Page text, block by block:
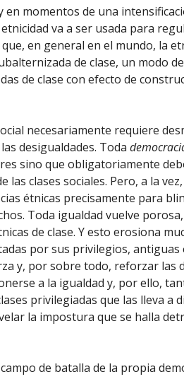
momentos de una
va a ser usada para
en general en el mundo, la
de clase, un modo
de clase con efecto de
necesariamente requiere
desigualdades. Toda
sino que obligatoriamente
las clases sociales. Pero, a la
étnicas precisamente para
Toda igualdad vuelve
de clase. Y esto erosiona
por sus privilegios, antiguas
y, por sobre todo, reforzar las
a la igualdad y, por ello,
privilegiadas que las lleva a
la impostura que se halla
de batalla de la propia